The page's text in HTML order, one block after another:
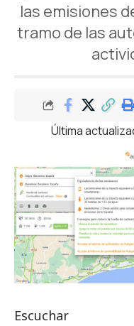
las emisiones
tramo de las
Última
Escuchar